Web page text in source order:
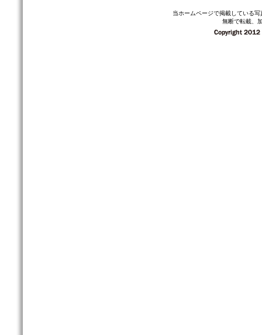
当ホームページで掲載している
無断で転載、